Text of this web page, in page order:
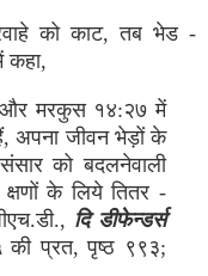
को काट, तब भेड -
कहा,
और मरकुस १४:२७ में
अपना जीवन भेड़ों के
को बदलनेवाली
के लिये तितर -
दि डीफेन्डर्स
की प्रत, पृष्ठ ९९३;